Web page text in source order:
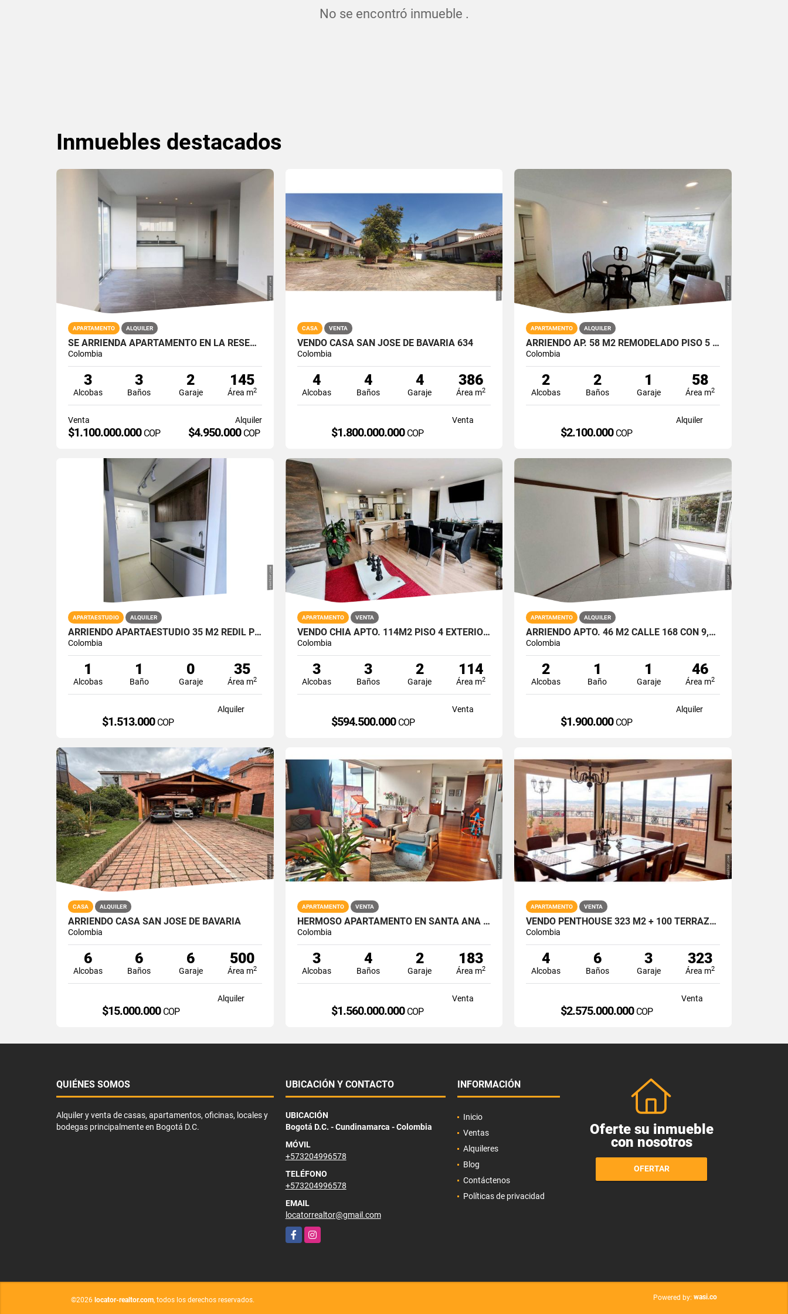
No se encontró inmueble .
Inmuebles destacados
APARTAMENTO ALQUILER
SE ARRIENDA APARTAMENTO EN LA RESERVA AV CENTENERIO ARMENIA QUINDÍO
Colombia
3
Alcobas
3
Baños
2
Garaje
145
Área m2
Venta
$1.100.000.000 COP
Alquiler
$4.950.000 COP
CASA VENTA
VENDO CASA SAN JOSE DE BAVARIA 634
Colombia
4
Alcobas
4
Baños
4
Garaje
386
Área m2
Venta
$1.800.000.000 COP
APARTAMENTO ALQUILER
ARRIENDO AP. 58 M2 REMODELADO PISO 5 ASCENSOR CRA. 51 CON 169 GARAJE
Colombia
2
Alcobas
2
Baños
1
Garaje
58
Área m2
Alquiler
$2.100.000 COP
APARTAESTUDIO ALQUILER
ARRIENDO APARTAESTUDIO 35 M2 REDIL PISO ALTO ASCENSOR ACABADOS AAA
Colombia
1
Alcobas
1
Baño
0
Garaje
35
Área m2
Alquiler
$1.513.000 COP
APARTAMENTO VENTA
VENDO CHIA APTO. 114M2 PISO 4 EXTERIOR 2 BALCONES 5 AÑOS ESTRATO 4
Colombia
3
Alcobas
3
Baños
2
Garaje
114
Área m2
Venta
$594.500.000 COP
APARTAMENTO ALQUILER
ARRIENDO APTO. 46 M2 CALLE 168 CON 9,2 ALCOBAS,1 BAÑO, 1 GARAJE Y DEP.
Colombia
2
Alcobas
1
Baño
1
Garaje
46
Área m2
Alquiler
$1.900.000 COP
CASA ALQUILER
ARRIENDO CASA SAN JOSE DE BAVARIA
Colombia
6
Alcobas
6
Baños
6
Garaje
500
Área m2
Alquiler
$15.000.000 COP
APARTAMENTO VENTA
HERMOSO APARTAMENTO EN SANTA ANA PISO 8
Colombia
3
Alcobas
4
Baños
2
Garaje
183
Área m2
Venta
$1.560.000.000 COP
APARTAMENTO VENTA
VENDO PENTHOUSE 323 M2 + 100 TERRAZA BOSQUE DE PINOS
Colombia
4
Alcobas
6
Baños
3
Garaje
323
Área m2
Venta
$2.575.000.000 COP
QUIÉNES SOMOS
Alquiler y venta de casas, apartamentos, oficinas, locales y
bodegas principalmente en Bogotá D.C.
UBICACIÓN Y CONTACTO
UBICACIÓN
Bogotá D.C. - Cundinamarca - Colombia
MÓVIL
+573204996578
TELÉFONO
+573204996578
EMAIL
locatorrealtor@gmail.com
FacebookInstagram
INFORMACIÓN
Inicio
Ventas
Alquileres
Blog
Contáctenos
Políticas de privacidad
Oferte su inmueble
con nosotros
OFERTAR
©2026 locator-realtor.com, todos los derechos reservados. Powered by: wasi.co